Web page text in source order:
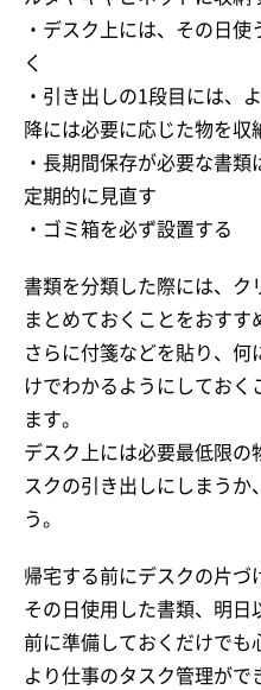
・デスク上には、その日
く
・引き出しの1段目には、
降には必要に応じた物を収
・長期間保存が必要な書
定期的に見直す
・ゴミ箱を必ず設置する
書類を分類した際には、
まとめておくことをおすす
さらに付箋などを貼り、
けでわかるようにしてお
ます。
デスク上には必要最低限
スクの引き出しにしまうか
う。
帰宅する前にデスクの片づ
その日使用した書類、明
前に準備しておくだけで
より仕事のタスク管理がで